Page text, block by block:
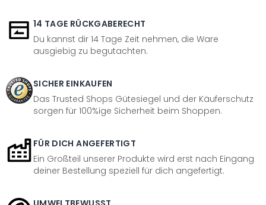
14 TAGE RÜCKGABERECHT
Du kannst dir 14 Tage Zeit nehmen, die Ware
ausgiebig zu begutachten.
SICHER EINKAUFEN
Das Trusted Shops Gütesiegel und der Käuferschutz
sorgen für 100%ige Sicherheit beim Shoppen.
FÜR DICH ANGEFERTIGT
Ein Großteil unserer Produkte wird erst nach Eingang
deiner Bestellung speziell für dich angefertigt.